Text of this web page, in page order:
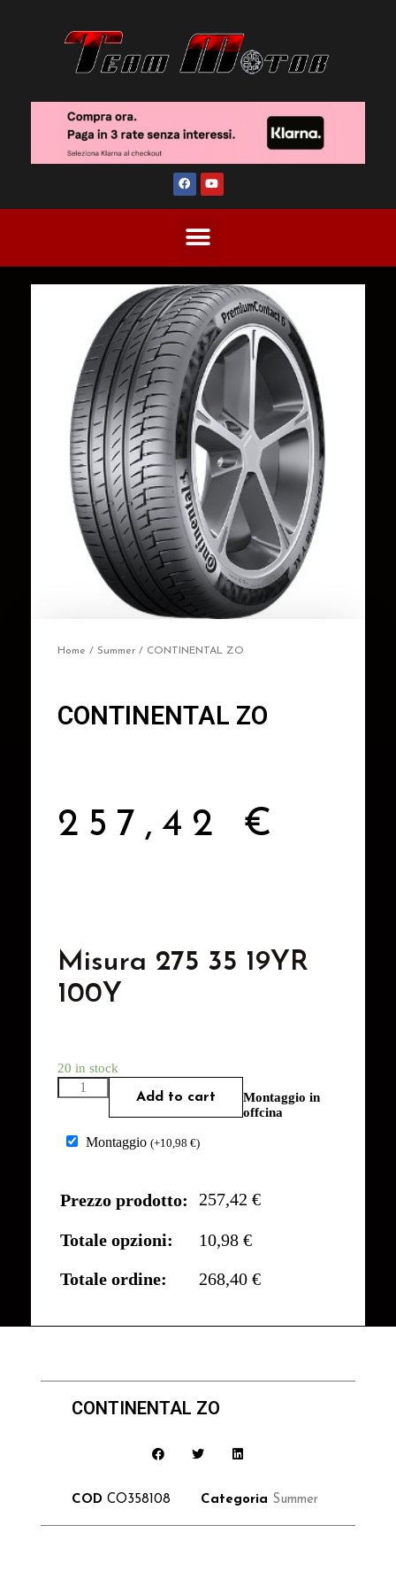
Home / Summer / CONTINENTAL ZO
CONTINENTAL ZO
257,42 €
Misura 275 35 19YR
100Y
20 in stock
Add to cart
Montaggio in
offcina
Montaggio (+10,98 €)
Prezzo prodotto: 257,42 €
Totale opzioni:
10,98 €
Totale ordine:
268,40 €
CONTINENTAL ZO
COD CO358108 Categoria Summer